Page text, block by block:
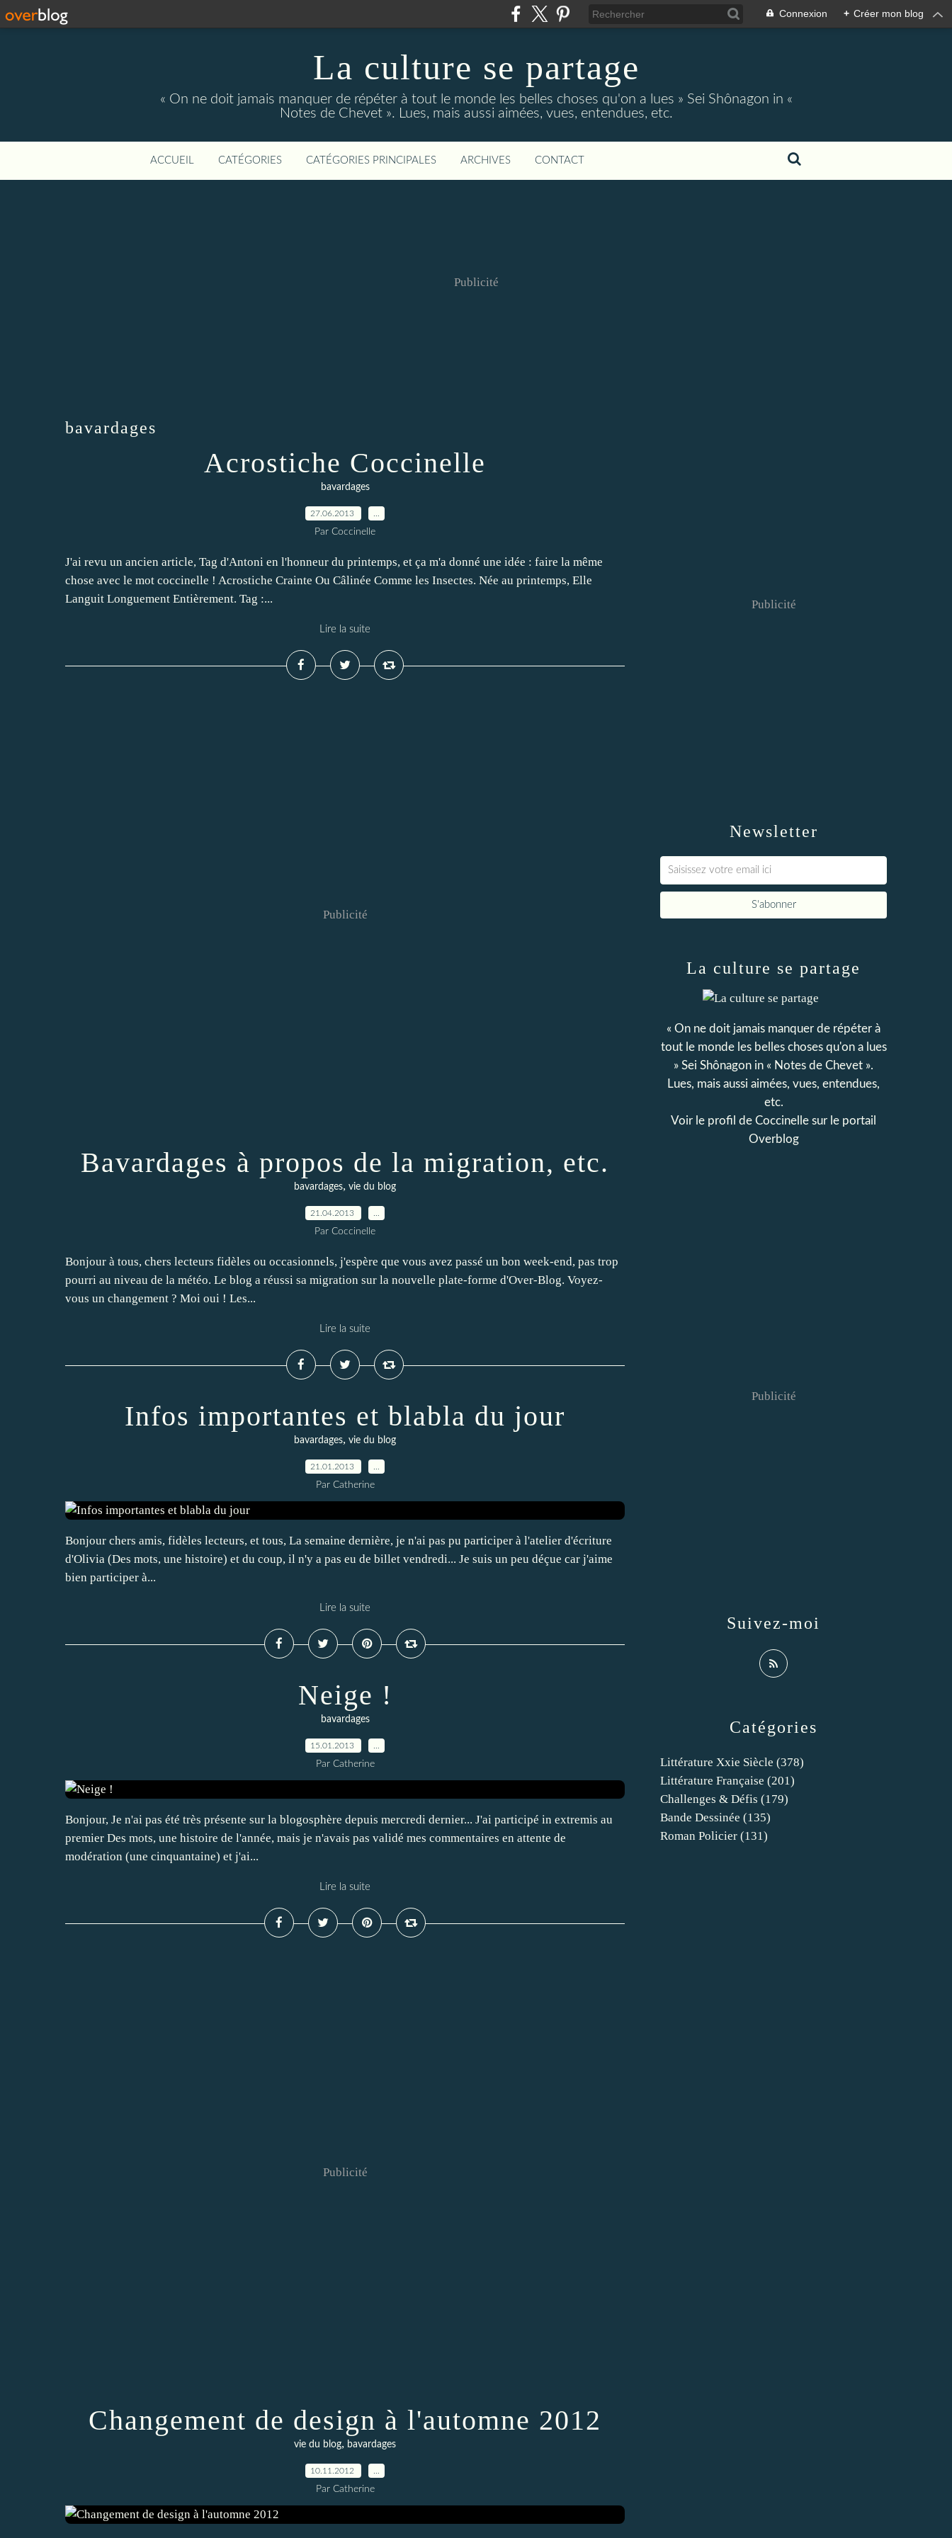
Connexion + Créer mon blog
La culture se partage
« On ne doit jamais manquer de répéter à tout le monde les belles choses qu'on a lues » Sei Shônagon in «
Notes de Chevet ». Lues, mais aussi aimées, vues, entendues, etc.
ACCUEIL CATÉGORIES CATÉGORIES PRINCIPALES ARCHIVES CONTACT
Publicité
bavardages
Acrostiche Coccinelle
bavardages
27.06.2013
Par Coccinelle
J'ai revu un ancien article, Tag d'Antoni en l'honneur du printemps, et ça m'a donné une idée : faire la même
chose avec le mot coccinelle ! Acrostiche Crainte Ou Câlinée Comme les Insectes. Née au printemps, Elle
Languit Longuement Entièrement. Tag :...
Lire la suite
Publicité
Bavardages à propos de la migration, etc.
bavardages, vie du blog
21.04.2013
Par Coccinelle
Bonjour à tous, chers lecteurs fidèles ou occasionnels, j'espère que vous avez passé un bon week-end, pas trop
pourri au niveau de la météo. Le blog a réussi sa migration sur la nouvelle plate-forme d'Over-Blog. Voyez-
vous un changement ? Moi oui ! Les...
Lire la suite
Infos importantes et blabla du jour
bavardages, vie du blog
21.01.2013
Par Catherine
Bonjour chers amis, fidèles lecteurs, et tous, La semaine dernière, je n'ai pas pu participer à l'atelier d'écriture
d'Olivia (Des mots, une histoire) et du coup, il n'y a pas eu de billet vendredi... Je suis un peu déçue car j'aime
bien participer à...
Lire la suite
Neige !
bavardages
15.01.2013
Par Catherine
Bonjour, Je n'ai pas été très présente sur la blogosphère depuis mercredi dernier... J'ai participé in extremis au
premier Des mots, une histoire de l'année, mais je n'avais pas validé mes commentaires en attente de
modération (une cinquantaine) et j'ai...
Lire la suite
Publicité
Changement de design à l'automne 2012
vie du blog, bavardages
10.11.2012
Par Catherine
Newsletter
Publicité
Catégories
Littérature Xxie Siècle (378)
Littérature Française (201)
Challenges & Défis (179)
Bande Dessinée (135)
Roman Policier (131)
La culture se partage
« On ne doit jamais manquer de répéter à
tout le monde les belles choses qu'on a lues
» Sei Shônagon in « Notes de Chevet ».
Lues, mais aussi aimées, vues, entendues,
etc.
Voir le profil de Coccinelle sur le portail
Overblog
Suivez-moi
Publicité